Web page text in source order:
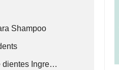
Shampoo
dientes Ingre…